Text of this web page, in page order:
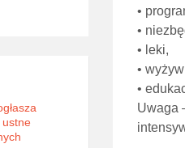
•
•
• leki,
•
•
Uwaga
ustne